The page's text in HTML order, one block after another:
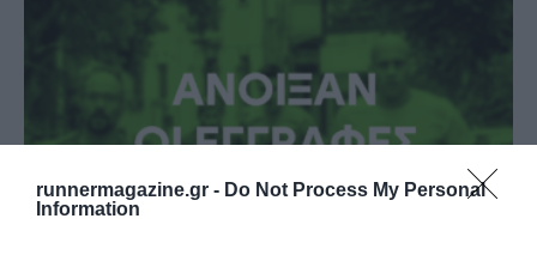
runnermagazine.gr - Do Not Process My Personal
Information